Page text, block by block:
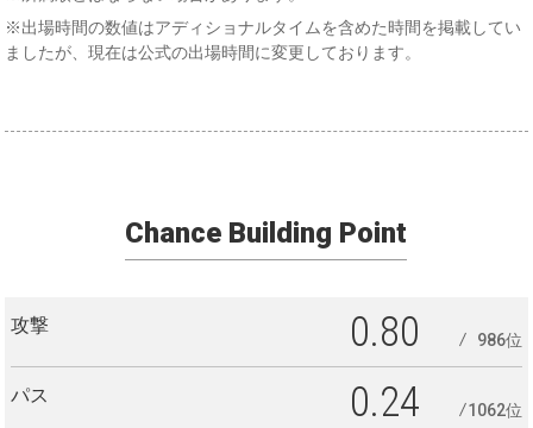
※出場時間の数値はアディショナルタイムを含めた時間を掲載してい
ましたが、現在は公式の出場時間に変更しております。
Chance Building Point
攻撃 0.80 986位
パス 0.24 1062位